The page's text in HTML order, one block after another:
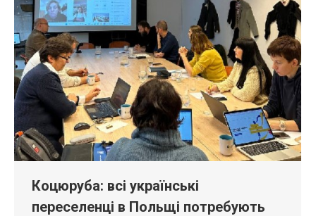
Коцюруба: всі українські
переселенці в Польщі потребують